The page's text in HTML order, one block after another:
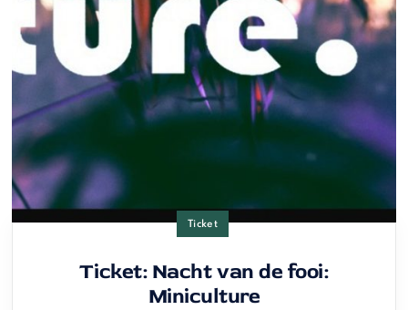
Ticket
Ticket: Nacht van de fooi:
Miniculture